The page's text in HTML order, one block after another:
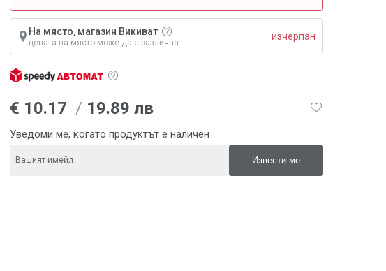
На място, магазин Викиват
цената на място може да е различна
изчерпан
€ 10.17 / 19.89 лв
Уведоми ме, когато продуктът е наличен